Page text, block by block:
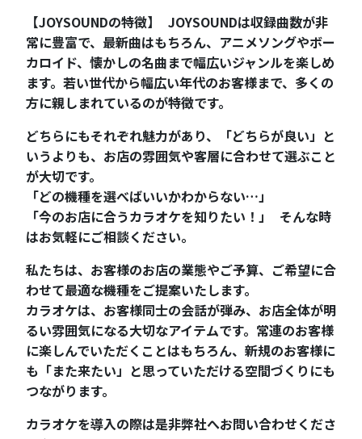
【JOYSOUNDの特徴】 JOYSOUNDは収録曲数が非
常に豊富で、最新曲はもちろん、アニメソングやボー
カロイド、懐かしの名曲まで幅広いジャンルを楽しめ
ます。若い世代から幅広い年代のお客様まで、多くの
方に親しまれているのが特徴です。
どちらにもそれぞれ魅力があり、「どちらが良い」と
いうよりも、お店の雰囲気や客層に合わせて選ぶこと
が大切です。
「どの機種を選べばいいかわからない…」
「今のお店に合うカラオケを知りたい！」 そんな時
はお気軽にご相談ください。
私たちは、お客様のお店の業態やご予算、ご希望に合
わせて最適な機種をご提案いたします。
カラオケは、お客様同士の会話が弾み、お店全体が明
るい雰囲気になる大切なアイテムです。常連のお客様
に楽しんでいただくことはもちろん、新規のお客様に
も「また来たい」と思っていただける空間づくりにも
つながります。
カラオケを導入の際は是非弊社へお問い合わせくださ